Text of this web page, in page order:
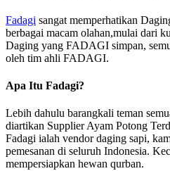
Fadagi sangat memperhatikan
berbagai macam olahan,mulai dari
Daging yang FADAGI simpan,
oleh tim ahli FADAGI.
Apa Itu Fadagi?
Lebih dahulu barangkali teman
diartikan Supplier Ayam Potong
Fadagi ialah vendor daging sapi,
pemesanan di seluruh Indonesia.
mempersiapkan hewan qurban.